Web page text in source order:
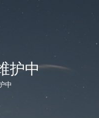
护中
中